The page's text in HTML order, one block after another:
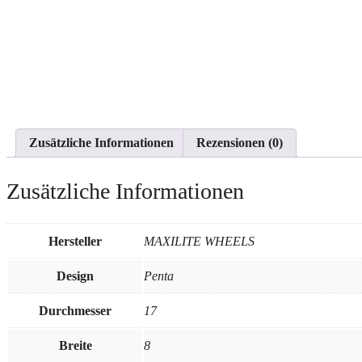
Zusätzliche Informationen Rezensionen (0)
Zusätzliche Informationen
Hersteller MAXILITE WHEELS
Design Penta
Durchmesser 17
Breite 8